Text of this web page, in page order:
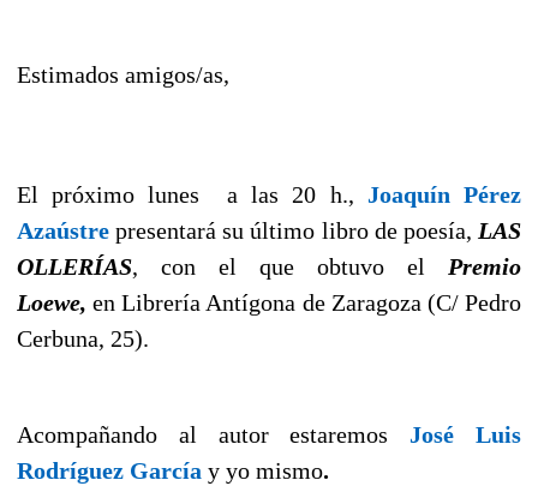
Estimados amigos/as,
El próximo lunes a las 20 h., Joaquín Pérez
Azaústre presentará su último libro de poesía, LAS
OLLERÍAS, con el que obtuvo el Premio
Loewe,en Librería Antígona de Zaragoza (C/ Pedro
Cerbuna, 25).
Acompañando al autor estaremosJosé Luis
Rodríguez García y yo mismo.